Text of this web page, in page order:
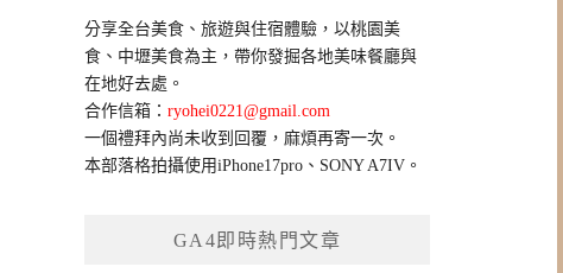
鍵
字:
分享全台美食、旅遊與住宿體驗，以桃園美
食、中壢美食為主，帶你發掘各地美味餐廳與
在地好去處。
合作信箱：ryohei0221@gmail.com
一個禮拜內尚未收到回覆，麻煩再寄一次。
本部落格拍攝使用iPhone17pro、SONY A7IV。
GA4即時熱門文章